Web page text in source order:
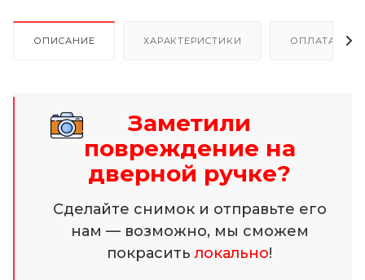
ОПИСАНИЕ ХАРАКТЕРИСТИКИ ОПЛАТА И
Заметили
повреждение на
дверной ручке?
Сделайте снимок и отправьте его
нам — возможно, мы сможем
покраситьлокально!